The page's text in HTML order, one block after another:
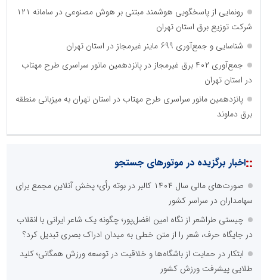
رونمایی از پاسخگویی هوشمند مبتنی بر هوش مصنوعی در سامانه ۱۲۱
شرکت توزیع برق استان تهران
شناسایی و جمع‌آوری 699 ماینر غیرمجاز در استان تهران
جمع‌آوری ۴۰۲ برق غیرمجاز در پانزدهمین مانور سراسری طرح مهتاب
در استان تهران
پانزدهمین مانور سراسری طرح مهتاب در استان تهران به میزبانی منطقه
برق دماوند
::اخبار برگزیده در موتورهای جستجو
صورت‌های مالی سال ۱۴۰۴ کالبر در بوته رأی؛ پخش آنلاین مجمع برای
سهامداران در سراسر کشور
چیستی طراشعر از نگاه امین افضل‌پور؛ چگونه یک شاعر ایرانی با انقلاب
در جایگاه حرف، شعر را از متن خطی به میدان ادراک بصری تبدیل کرد؟
ابتکار در حمایت از باشگاه‌ها و خلاقیت در توسعه ورزش همگانی؛ کلید
طلایی پیشرفت ورزش کشور